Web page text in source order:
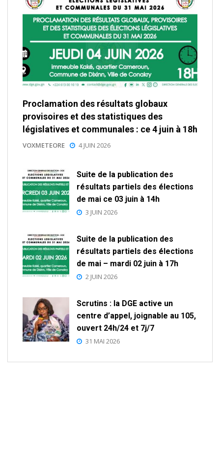
Proclamation des résultats globaux
provisoires et des statistiques des
législatives et communales : ce 4 juin à 18h
VOXMETEORE 4 JUIN 2026
Suite de la publication des
résultats partiels des élections
de mai ce 03 juin à 14h
3 JUIN 2026
Suite de la publication des
résultats partiels des élections
de mai – mardi 02 juin à 17h
2 JUIN 2026
Scrutins : la DGE active un
centre d’appel, joignable au 105,
ouvert 24h/24 et 7j/7
31 MAI 2026